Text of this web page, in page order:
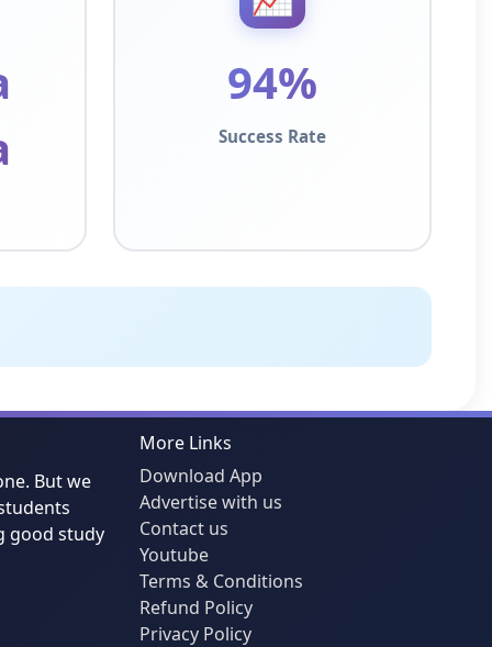
94%
Success Rate
But we
good study
More Links
Download App
Advertise with us
Contact us
Youtube
Terms & Conditions
Refund Policy
Privacy Policy